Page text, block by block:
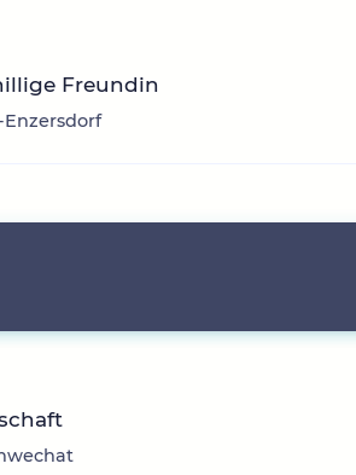
Freundin
Enzersdorf